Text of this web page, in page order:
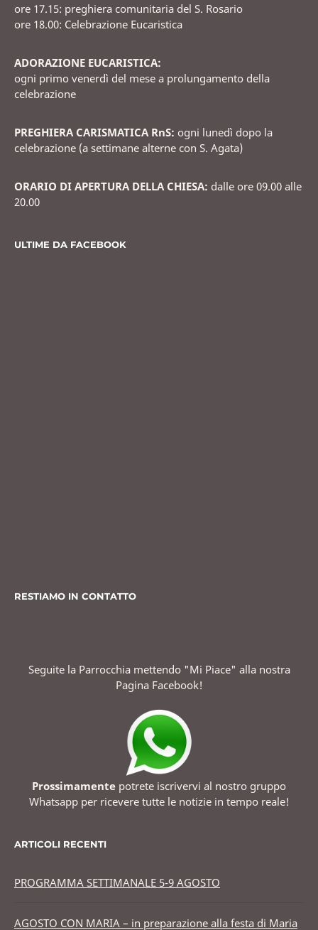
ore 17.15: preghiera comunitaria del S. Rosario
ore 18.00: Celebrazione Eucaristica
ADORAZIONE EUCARISTICA:
ogni primo venerdì del mese a prolungamento della
celebrazione
PREGHIERA CARISMATICA RnS: ogni lunedì dopo la
celebrazione (a settimane alterne con S. Agata)
ORARIO DI APERTURA DELLA CHIESA: dalle ore 09.00 alle
20.00
ULTIME DA FACEBOOK
RESTIAMO IN CONTATTO
Seguite la Parrocchia mettendo "Mi Piace" alla nostra
Pagina Facebook!
Prossimamente potrete iscrivervi al nostro gruppo
Whatsapp per ricevere tutte le notizie in tempo reale!
ARTICOLI RECENTI
PROGRAMMA SETTIMANALE 5-9 AGOSTO
AGOSTO CON MARIA – in preparazione alla festa di Maria